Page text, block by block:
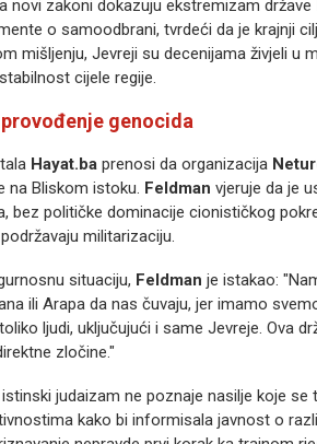
novi zakoni dokazuju ekstremizam
o samoodbrani, tvrdeći da je krajnji
mišljenju, Jevreji su decenijama živjeli u
cijele regije.
genocida
Hayat.ba prenosi da organizacija
na Bliskom istoku. Feldman vjeruje da je
bez političke dominacije cionističkog
militarizaciju.
situaciju, Feldman je istakao:
ili Arapa da nas čuvaju, jer imamo
ljudi, uključujući i same Jevreje. Ova
zločine."
judaizam ne poznaje nasilje koje
kako bi informisala javnost o